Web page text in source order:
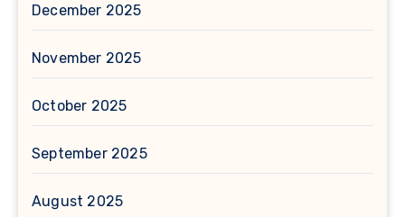
December 2025
November 2025
October 2025
September 2025
August 2025